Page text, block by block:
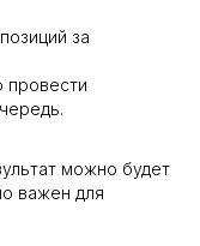
за
провести
можно будет
важен для